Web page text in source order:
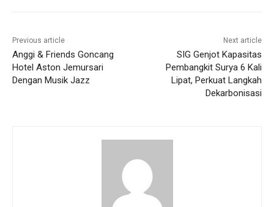
Previous article
Anggi & Friends Goncang
Hotel Aston Jemursari
Dengan Musik Jazz
Next article
SIG Genjot Kapasitas
Pembangkit Surya 6 Kali
Lipat, Perkuat Langkah
Dekarbonisasi